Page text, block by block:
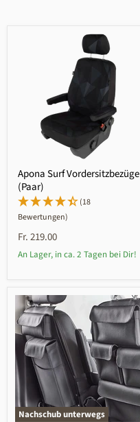
Apona Surf Vordersitzbezüge
(Paar)
(18
Bewertungen)
Fr. 219.00
An Lager, in ca. 2 Tagen bei Dir!
Nachschub unterwegs